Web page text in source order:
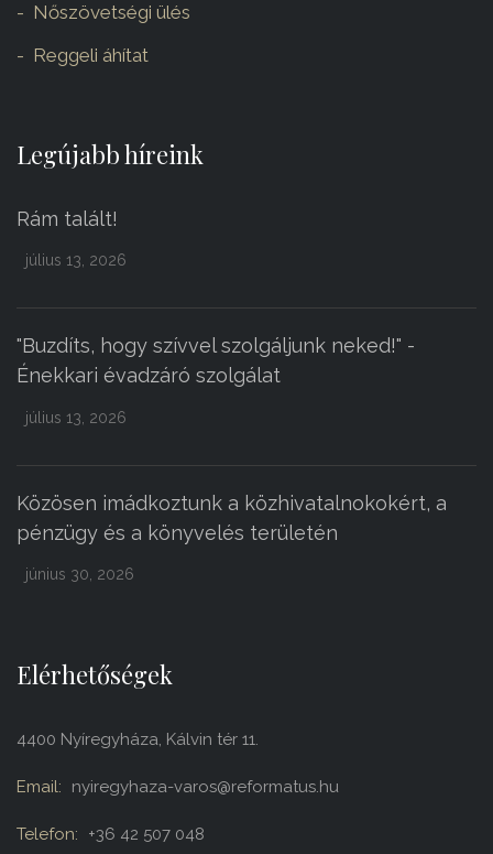
Nőszövetségi ülés
Reggeli áhítat
Legújabb híreink
Rám talált!
július 13, 2026
"Buzdíts, hogy szívvel szolgáljunk neked!" -
Énekkari évadzáró szolgálat
július 13, 2026
Közösen imádkoztunk a közhivatalnokokért, a
pénzügy és a könyvelés területén
június 30, 2026
Elérhetőségek
4400 Nyíregyháza, Kálvin tér 11.
Email: nyiregyhaza-varos@reformatus.hu
Telefon: +36 42 507 048